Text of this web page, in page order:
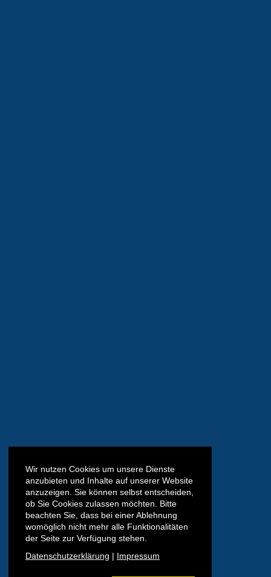
Wir nutzen Cookies um unsere Dienste
anzubieten und Inhalte auf unserer Website
anzuzeigen. Sie können selbst entscheiden,
ob Sie Cookies zulassen möchten. Bitte
beachten Sie, dass bei einer Ablehnung
womöglich nicht mehr alle Funktionalitäten
der Seite zur Verfügung stehen.
Datenschutzerklärung | Impressum